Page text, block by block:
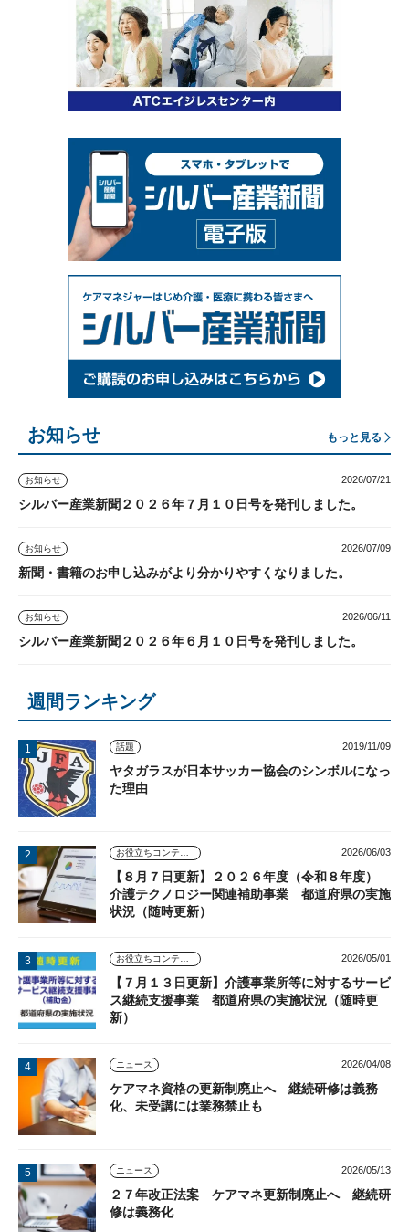
お知らせ もっと見る
お知らせ 2026/07/21
シルバー産業新聞２０２６年７月１０日号を発刊しました。
お知らせ 2026/07/09
新聞・書籍のお申し込みがより分かりやすくなりました。
お知らせ 2026/06/11
シルバー産業新聞２０２６年６月１０日号を発刊しました。
週間ランキング
話題 2019/11/09
ヤタガラスが日本サッカー協会のシンボルになっ
た理由
お役立ちコンテンツ 2026/06/03
【８月７日更新】２０２６年度（令和８年度）
介護テクノロジー関連補助事業 都道府県の実施
状況（随時更新）
お役立ちコンテンツ 2026/05/01
【７月１３日更新】介護事業所等に対するサービ
ス継続支援事業 都道府県の実施状況（随時更
新）
ニュース 2026/04/08
ケアマネ資格の更新制廃止へ 継続研修は義務
化、未受講には業務禁止も
ニュース 2026/05/13
２７年改正法案 ケアマネ更新制廃止へ 継続研
修は義務化